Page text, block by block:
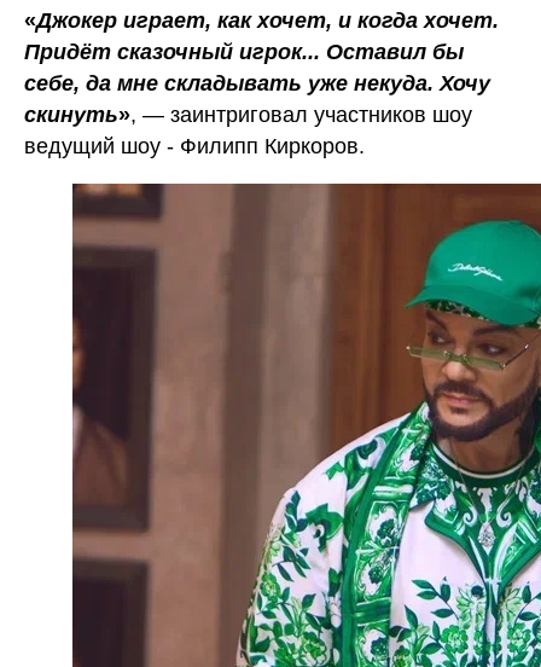
«Джокер играет, как хочет, и когда хочет.
Придёт сказочный игрок... Оставил бы
себе, да мне складывать уже некуда. Хочу
скинуть», — заинтриговал участников шоу
ведущий шоу - Филипп Киркоров.